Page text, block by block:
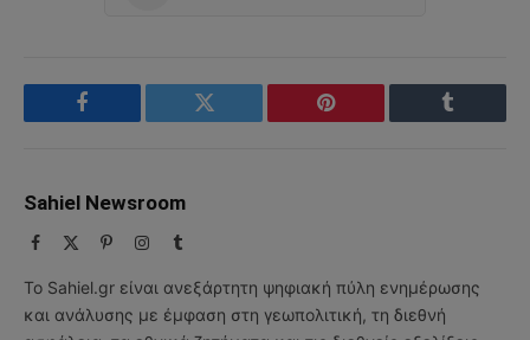
Facebook Twitter Pinterest Tumblr
Sahiel Newsroom
Facebook PinterestInstagram
Tumblr
Το Sahiel.gr είναι ανεξάρτητη ψηφιακή πύλη ενημέρωσης
και ανάλυσης με έμφαση στη γεωπολιτική, τη διεθνή